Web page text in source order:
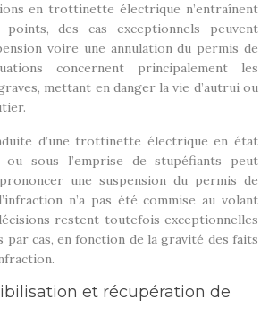
en trottinette électrique n’entraînent
des cas exceptionnels peuvent
voire une annulation du permis de
concernent principalement les
mettant en danger la vie d’autrui ou
d’une trottinette électrique en état
ou sous l’emprise de stupéfiants peut
une suspension du permis de
n’a pas été commise au volant
restent toutefois exceptionnelles
par cas, en fonction de la gravité des faits
et récupération de